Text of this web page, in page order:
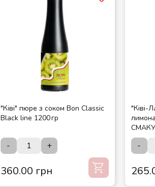
"Ківі" пюре з соком Bon Classic
Black line 1200 гр
- +
360.00 грн
"Ківі-
-